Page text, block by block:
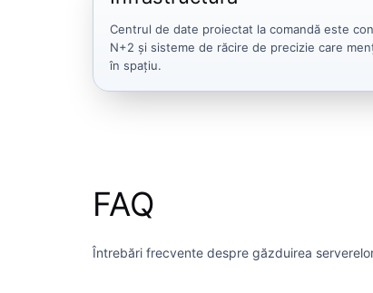
Centrul de date proiectat la comandă este
N+2 și sisteme de răcire de precizie care
în spațiu.
FAQ
Întrebări frecvente despre găzduirea